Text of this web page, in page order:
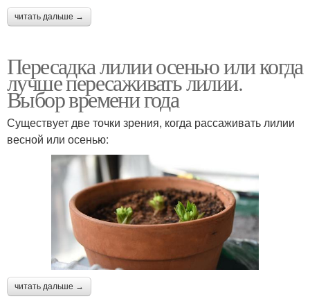
читать дальше →
Пересадка лилии осенью или когда
лучше пересаживать лилии.
Выбор времени года
Существует две точки зрения, когда рассаживать лилии
весной или осенью:
читать дальше →